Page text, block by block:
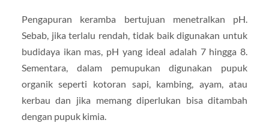
Pengapuran keramba bertujuan menetralkan pH.
Sebab, jika terlalu rendah, tidak baik digunakan untuk
budidaya ikan mas, pH yang ideal adalah 7 hingga 8.
Sementara, dalam pemupukan digunakan pupuk
organik seperti kotoran sapi, kambing, ayam, atau
kerbau dan jika memang diperlukan bisa ditambah
dengan pupuk kimia.